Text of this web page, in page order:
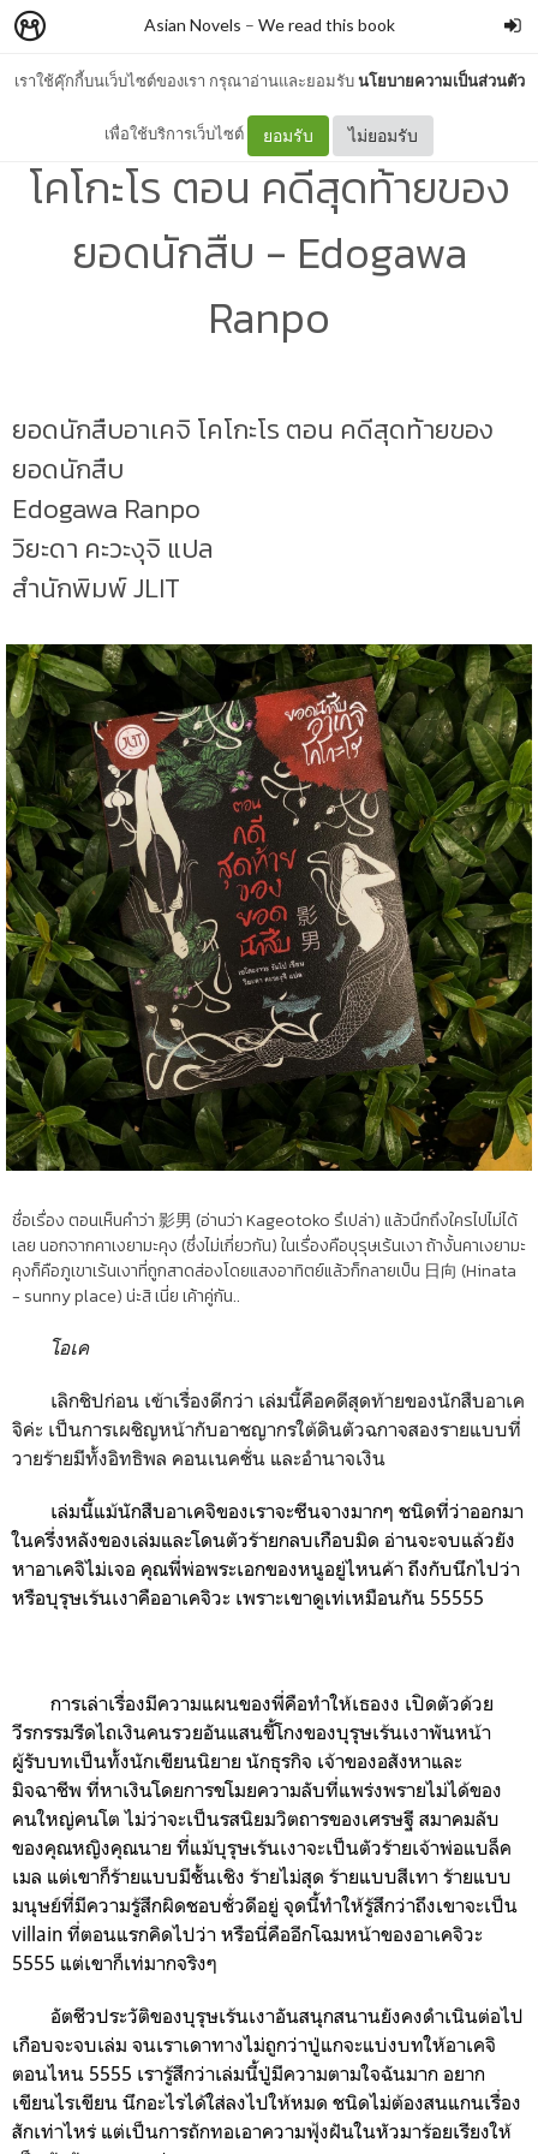
เราใช้คุ๊กกี้บนเว็บไซต์ของเรา กรุณาอ่านและยอมรับนโยบายความเป็นส่วนตัว
เพื่อใช้บริการเว็บไซต์ ยอมรับ ไม่ยอมรับ
Asian Novels – We read this book
Japanese | ยอดนักสืบอาเคจิ
โคโกะโร ตอน คดีสุดท้ายของ
ยอดนักสืบ - Edogawa
Ranpo
ยอดนักสืบอาเคจิ โคโกะโร ตอน คดีสุดท้ายของ
ยอดนักสืบ
Edogawa Ranpo
วิยะดา คะวะงุจิ แปล
สำนักพิมพ์ JLIT
ชื่อเรื่อง ตอนเห็นคำว่า 影男 (อ่านว่า Kageotoko รึเปล่า) แล้วนึกถึงใครไปไม่ได้
เลย นอกจากคาเงยามะคุง (ซึ่งไม่เกี่ยวกัน) ในเรื่องคือบุรุษเร้นเงา ถ้างั้นคาเงยามะ
คุงก็คือภูเขาเร้นเงาที่ถูกสาดส่องโดยแสงอาทิตย์แล้วก็กลายเป็น 日向 (Hinata
- sunny place) น่ะสิ เนี่ย เค้าคู่กัน..
โอเค
เลิกชิปก่อน เข้าเรื่องดีกว่า เล่มนี้คือคดีสุดท้ายของนักสืบอาเค
จิค่ะ เป็นการเผชิญหน้ากับอาชญากรใต้ดินตัวฉกาจสองรายแบบที่
วายร้ายมีทั้งอิทธิพล คอนเนคชั่น และอำนาจเงิน
เล่มนี้แม้นักสืบอาเคจิของเราจะซีนจางมากๆ ชนิดที่ว่าออกมา
ในครึ่งหลังของเล่มและโดนตัวร้ายกลบเกือบมิด อ่านจะจบแล้วยัง
หาอาเคจิไม่เจอ คุณพี่พ่อพระเอกของหนูอยู่ไหนค้า ถึงกับนึกไปว่า
หรือบุรุษเร้นเงาคืออาเคจิวะ เพราะเขาดูเท่เหมือนกัน 55555
การเล่าเรื่องมีความแผนของพี่คือทำให้เธองง เปิดตัวด้วย
วีรกรรมรีดไถเงินคนรวยอันแสนขี้โกงของบุรุษเร้นเงาพันหน้า
ผู้รับบทเป็นทั้งนักเขียนนิยาย นักธุรกิจ เจ้าของอสังหาและ
มิจฉาชีพ ที่หาเงินโดยการขโมยความลับที่แพร่งพรายไม่ได้ของ
คนใหญ่คนโต ไม่ว่าจะเป็นรสนิยมวิตถารของเศรษฐี สมาคมลับ
ของคุณหญิงคุณนาย ที่แม้บุรุษเร้นเงาจะเป็นตัวร้ายเจ้าพ่อแบล็ค
เมล แต่เขาก็ร้ายแบบมีชั้นเชิง ร้ายไม่สุด ร้ายแบบสีเทา ร้ายแบบ
มนุษย์ที่มีความรู้สึกผิดชอบชั่วดีอยู่ จุดนี้ทำให้รู้สึกว่าถึงเขาจะเป็น
villain ที่ตอนแรกคิดไปว่า หรือนี่คืออีกโฉมหน้าของอาเคจิวะ
5555 แต่เขาก็เท่มากจริงๆ
อัตชีวประวัติของบุรุษเร้นเงาอันสนุกสนานยังคงดำเนินต่อไป
เกือบจะจบเล่ม จนเราเดาทางไม่ถูกว่าปู่แกจะแบ่งบทให้อาเคจิ
ตอนไหน 5555 เรารู้สึกว่าเล่มนี้ปู่มีความตามใจฉันมาก อยาก
เขียนไรเขียน นึกอะไรได้ใส่ลงไปให้หมด ชนิดไม่ต้องสนแกนเรื่อง
สักเท่าไหร่ แต่เป็นการถักทอเอาความฟุ้งฝันในหัวมาร้อยเรียงให้